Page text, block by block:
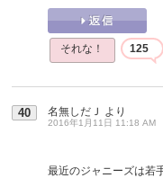
それな！ 125
40 名無しだＪ より
2016年1月11日 11:18 AM
最近のジャニーズは若